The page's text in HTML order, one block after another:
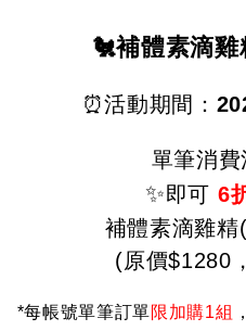
🐔補體素滴雞
⏰活動期間：
單筆消
✨即可 6
補體素滴雞
(原價$1280，
*每帳號單筆訂單限加購1組